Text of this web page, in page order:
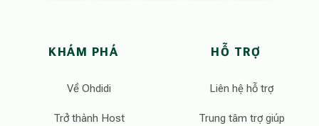
KHÁM PHÁ
Về Ohdidi
Trở thành Host
HỖ TRỢ
Liên hệ hỗ trợ
Trung tâm trợ giúp